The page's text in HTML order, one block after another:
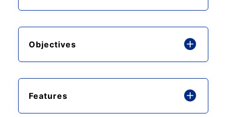
Objectives
Features